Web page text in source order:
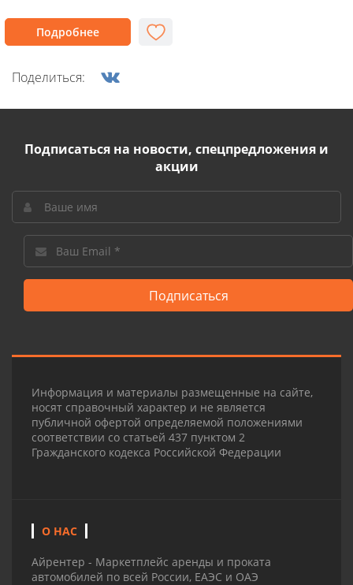
Подробнее
Поделиться:
Подписаться на новости, спецпредложения и
акции
Подписаться
Информация и материалы размещенные на сайте,
носят справочный характер и не является
публичной офертой определяемой положениями
соответствии со статьей 437 пунктом 2
Гражданского кодекса Российской Федерации
О НАС
Айрентер - Маркетплейс аренды и проката
автомобилей по всей России, ЕАЭС и ОАЭ